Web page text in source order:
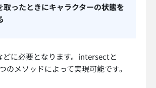
取ったときにキャラクターの状態を
どに必要となります。intersectと
のメソッドによって実現可能です。